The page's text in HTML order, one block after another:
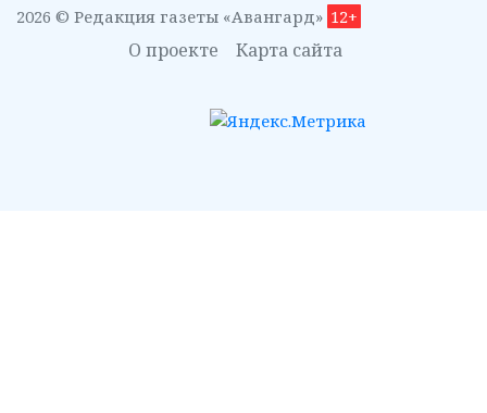
2026 © Редакция газеты «Авангард» 12+
О проекте Карта сайта